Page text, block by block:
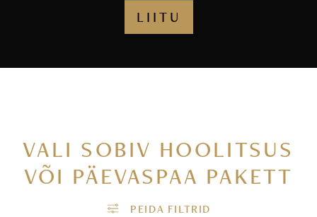
LIITU
VALI SOBIV HOOLITSUS
VÕI PÄEVASPAA PAKETT